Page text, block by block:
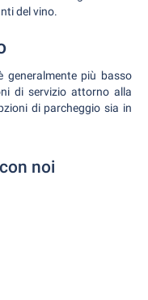
del vino.
generalmente più basso
di servizio attorno alla
di parcheggio sia in
noi